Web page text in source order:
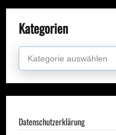
Kategorien
Kategorien
Datenschutzerklärung